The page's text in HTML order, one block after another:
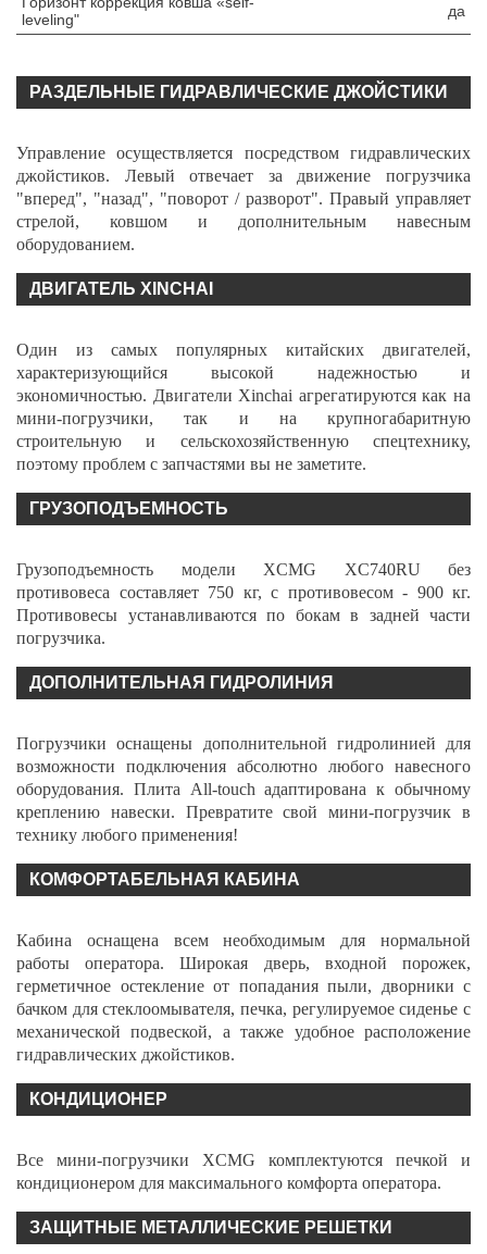
leveling"
да
РАЗДЕЛЬНЫЕ ГИДРАВЛИЧЕСКИЕ ДЖОЙСТИКИ
Управление осуществляется посредством гидравлических
джойстиков. Левый отвечает за движение погрузчика
"вперед", "назад", "поворот / разворот". Правый управляет
стрелой, ковшом и дополнительным навесным
оборудованием.
ДВИГАТЕЛЬ XINCHAI
Один из самых популярных китайских двигателей,
характеризующийся высокой надежностью и
экономичностью. Двигатели Xinchai агрегатируются как на
мини-погрузчики, так и на крупногабаритную
строительную и сельскохозяйственную спецтехнику,
поэтому проблем с запчастями вы не заметите.
ГРУЗОПОДЪЕМНОСТЬ
Грузоподъемность модели XCMG XC740RU без
противовеса составляет 750 кг, с противовесом - 900 кг.
Противовесы устанавливаются по бокам в задней части
погрузчика.
ДОПОЛНИТЕЛЬНАЯ ГИДРОЛИНИЯ
Погрузчики оснащены дополнительной гидролинией для
возможности подключения абсолютно любого навесного
оборудования. Плита All-touch адаптирована к обычному
креплению навески. Превратите свой мини-погрузчик в
технику любого применения!
КОМФОРТАБЕЛЬНАЯ КАБИНА
Кабина оснащена всем необходимым для нормальной
работы оператора. Широкая дверь, входной порожек,
герметичное остекление от попадания пыли, дворники с
бачком для стеклоомывателя, печка, регулируемое сиденье с
механической подвеской, а также удобное расположение
гидравлических джойстиков.
КОНДИЦИОНЕР
Все мини-погрузчики XCMG комплектуются печкой и
кондиционером для максимального комфорта оператора.
ЗАЩИТНЫЕ МЕТАЛЛИЧЕСКИЕ РЕШЕТКИ